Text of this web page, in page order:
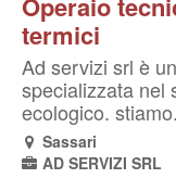
termici
Ad servizi srl è
specializzata nel
ecologico.
Sassari
AD SERVIZI SRL